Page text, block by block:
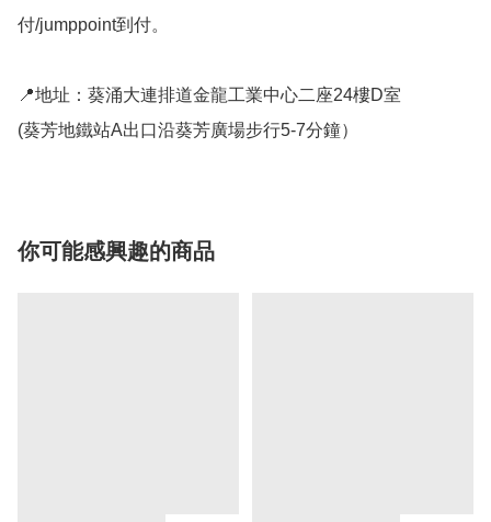
付/jumppoint到付。
📍地址：葵涌大連排道金龍工業中心二座24樓D室
(葵芳地鐵站A出口沿葵芳廣場步行5-7分鐘）
你可能感興趣的商品